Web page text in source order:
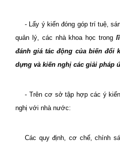
- Lấy ý kiến đóng góp trí tuệ,
quản lý, các nhà khoa học trong
đánh giá tác động của biến đổi
dựng và kiến nghị các giải pháp
- Trên cơ sở tập hợp các ý
nghị với nhà nước:
Các quy định, cơ chế, chính